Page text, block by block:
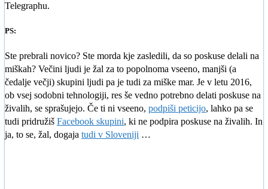
Telegraphu.
PS:
Ste prebrali novico? Ste morda kje zasledili, da so poskuse delali na
miškah? Večini ljudi je žal za to popolnoma vseeno, manjši (a
čedalje večji) skupini ljudi pa je tudi za miške mar. Je v letu 2016,
ob vsej sodobni tehnologiji, res še vedno potrebno delati poskuse na
živalih, se sprašujejo. Če ti ni vseeno, podpiši peticijo, lahko pa se
tudi pridružiš Facebook skupini, ki ne podpira poskuse na živalih. In
ja, to se, žal, dogaja tudi v Sloveniji …